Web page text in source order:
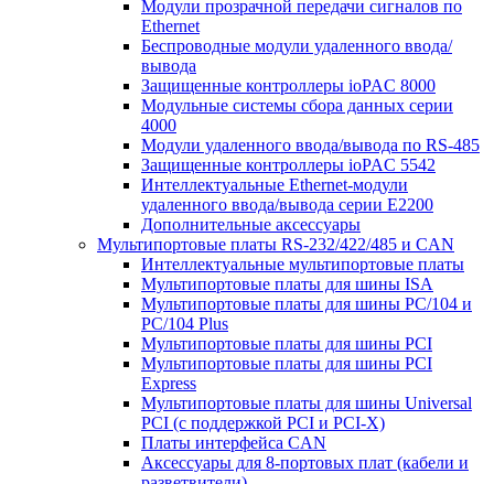
Модули прозрачной передачи сигналов по
Ethernet
Беспроводные модули удаленного ввода/
вывода
Защищенные контроллеры ioPAC 8000
Модульные системы сбора данных серии
4000
Модули удаленного ввода/вывода по RS-485
Защищенные контроллеры ioPAC 5542
Интеллектуальные Ethernet-модули
удаленного ввода/вывода серии E2200
Дополнительные аксессуары
Мультипортовые платы RS-232/422/485 и CAN
Интеллектуальные мультипортовые платы
Мультипортовые платы для шины ISA
Мультипортовые платы для шины PC/104 и
PC/104 Plus
Мультипортовые платы для шины PCI
Мультипортовые платы для шины PCI
Express
Мультипортовые платы для шины Universal
PCI (с поддержкой PCI и PCI-X)
Платы интерфейса CAN
Аксессуары для 8-портовых плат (кабели и